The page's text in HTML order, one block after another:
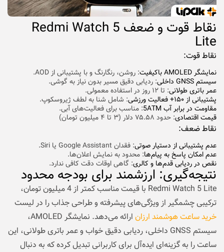
نقاط قوت و ضعف Redmi Watch 5
Lite
نقاط قوت:
نمایشگر AMOLED باکیفیت
: روشن، رنگارنگ و با پشتیبانی از AOD.
سیستم GNSS داخلی
: ردیابی دقیق مسیر بدون نیاز به گوشی.
عمر باتری طولانی: تا ۱۲ روز در استفاده معمولی.
پشتیبانی از ۱۵۰+ فعالیت ورزشی
: شامل شنا به لطف ژیروسکوپ.
مقاومت در برابر آب 5ATM
: مناسب برای فعالیت‌های آبی.
قیمت اقتصادی: حدود ۷۵.۵۸ دلار (۳ تا ۴ میلیون تومان)
نقاط ضعف:
عدم پشتیبانی از دستیار صوتی: فقدان Google Assistant یا Siri.
عدم امکان پاسخ به پیام‌ها: محدود به نمایش اعلان‌ها.
نقص در ردیابی قدم‌ها و کالری: گاهی اوقات دقت کافی ندارد.
نتیجه‌گیری: ارزشمند برای بودجه محدود
Redmi Watch 5 Lite با قیمت مناسب کمتر از 4 میلیون تومان،
ترکیبی چشمگیر از ویژگی‌های پیشرفته و طراحی جذاب را در لیست
خرید ساعت هوشمند ارزان
ارائه می‌دهد. نمایشگر AMOLED،
سیستم GNSS داخلی، ردیابی دقیق خواب و عمر باتری طولانی، این
ساعت را به گزینه‌ای ایده‌آل برای کاربرانی تبدیل کرده که به دنبال